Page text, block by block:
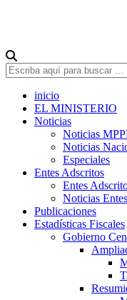
inicio
EL MINISTERIO
Noticias
Noticias
Noticias
Especiales
Entes Adscritos
Entes
Noticias
Publicaciones
Estadísticas Fiscales
Gobierno